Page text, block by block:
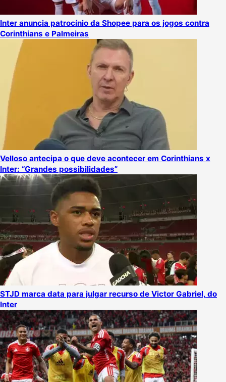
Inter anuncia patrocínio da Shopee para os jogos contra
Corinthians e Palmeiras
Velloso antecipa o que deve acontecer em Corinthians x
Inter: “Grandes possibilidades”
STJD marca data para julgar recurso de Victor Gabriel, do
Inter